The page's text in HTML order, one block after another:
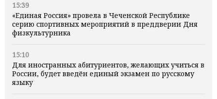
15:39
«Единая Россия» провела в Чеченской Республике
серию спортивных мероприятий в преддверии Дня
физкультурника
15:10
Для иностранных абитуриентов, желающих учиться в
России, будет введён единый экзамен по русскому
языку